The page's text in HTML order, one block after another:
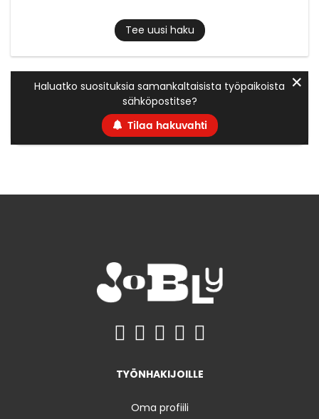
Tee uusi haku
Haluatko suosituksia samankaltaisista työpaikoista
sähköpostitse?
Tilaa hakuvahti
✕
TYÖNHAKIJOILLE
Oma profiili